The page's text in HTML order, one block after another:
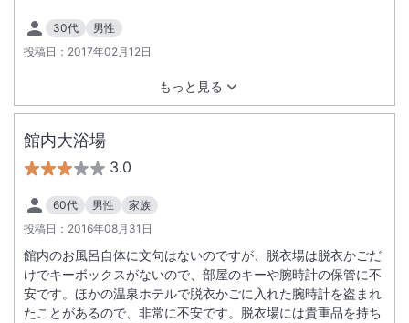
30代
男性
投稿日： 2017年02月12日
もっと見る
館内大浴場
3.0
60代 男性
家族
投稿日： 2016年08月31日
館内のお風呂自体に文句はないのですが、脱衣場は脱衣かごだ
けでキーボックスがないので、部屋のキーや腕時計の保管に不
安です。ほかの温泉ホテルで脱衣かごに入れた腕時計を盗まれ
たことがあるので、非常に不安です。脱衣場には貴重品を持ち